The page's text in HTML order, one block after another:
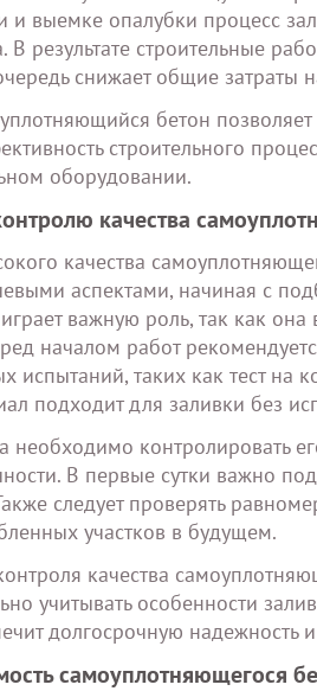
и выемке опалубки процесс
В результате строительные
снижает общие затраты
бетон
строительного
оборудовании.
качества
качества
аспектами, начиная с
важную роль, так как она
началом работ
испытаний, таких как тест на
подходит для заливки без
необходимо контролировать
В первые сутки важно
следует проверять
участков в будущем.
качества
учитывать особенности
долгосрочную надежность
самоуплотняющегося